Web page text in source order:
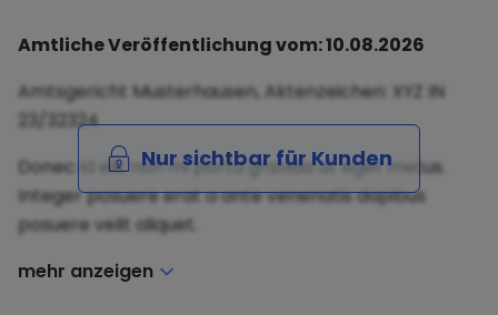
Amtliche Veröffentlichung vom: 10.08.2026
Amtsgericht Musterhausen, Aktenzeichen: XYZ IN
23/32324
Donec id elit non mi porta gravida at eget metus.
Integer posuere erat a ante venenatis dapibus
posuere velit aliquet.
Nur sichtbar für Kunden
mehr anzeigen